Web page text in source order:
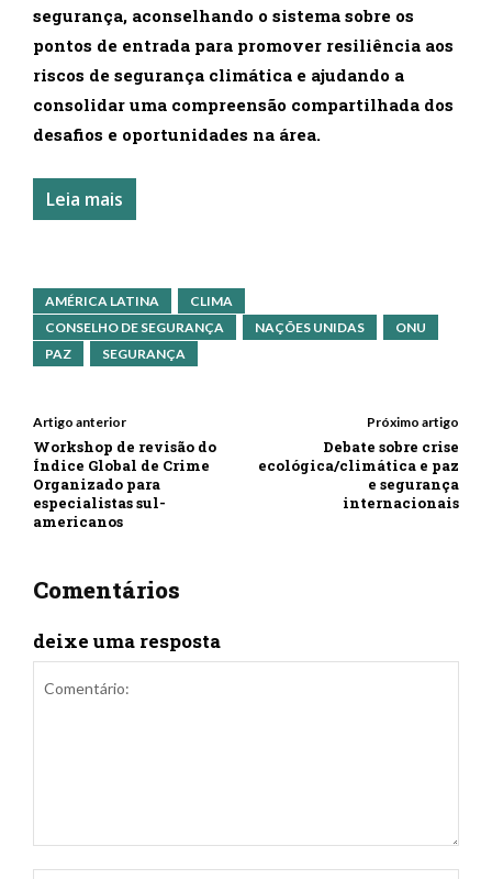
segurança, aconselhando o sistema sobre os
pontos de entrada para promover resiliência aos
riscos de segurança climática e ajudando a
consolidar uma compreensão compartilhada dos
desafios e oportunidades na área.
Leia mais
AMÉRICA LATINA
CLIMA
CONSELHO DE SEGURANÇA
NAÇÕES UNIDAS
ONU
PAZ
SEGURANÇA
Artigo anterior
Workshop de revisão do
Índice Global de Crime
Organizado para
especialistas sul-
americanos
Próximo artigo
Debate sobre crise
ecológica/climática e paz
e segurança
internacionais
Comentários
deixe uma resposta